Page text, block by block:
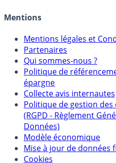
Crédit immobilier
Mentions
Mentions légales et
Partenaires
Qui sommes-nous ?
Politique de
épargne
Collecte avis internautes
Politique de gestion des
(RGPD - Règlement
Données)
Modèle économique